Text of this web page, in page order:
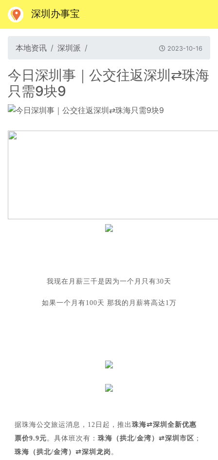
深圳办事宝
本地资讯 深圳派 2023-10-16
今日深圳事｜公交往返深圳⇄珠海
只需9块9
我现在月薪三千是因为一个月只有30天
如果一个月有100天 那我的月薪将高达1万
据珠海公交旅运消息，12日起，推出 珠海⇄深圳全新优惠
票价9.9元 。具体班次有： 珠海（拱北/金湾）⇄深圳市区 ；
珠海（拱北/金湾）⇄深圳龙岗 。